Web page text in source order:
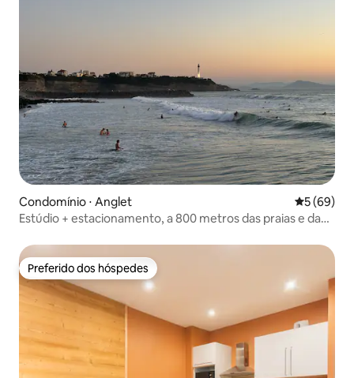
Condomínio ⋅ Anglet 5 de uma
5 (69)
Estúdio + estacionamento, a 800 metros das praias e da
Preferido dos hóspedes
Preferido dos hóspedes